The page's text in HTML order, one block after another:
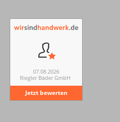
07.08.2026
Riegler Bäder GmbH
Jetzt bewerten